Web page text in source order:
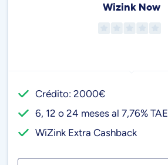
Wizink Now
Crédito: 2000€
6, 12 o 24 meses al 7,76% TAE
WiZink Extra Cashback